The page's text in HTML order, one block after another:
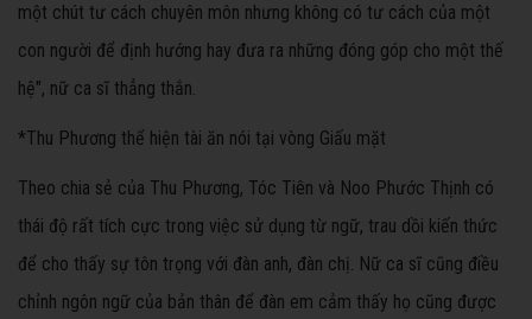
một chút tư cách chuyên môn nhưng không có tư cách của một
con người để định hướng hay đưa ra những đóng góp cho một thế
hệ", nữ ca sĩ thẳng thắn.
*Thu Phương thể hiện tài ăn nói tại vòng Giấu mặt
Theo chia sẻ của Thu Phương, Tóc Tiên và Noo Phước Thịnh có
thái độ rất tích cực trong việc sử dụng từ ngữ, trau dồi kiến thức
để cho thấy sự tôn trọng với đàn anh, đàn chị. Nữ ca sĩ cũng điều
chỉnh ngôn ngữ của bản thân để đàn em cảm thấy họ cũng được